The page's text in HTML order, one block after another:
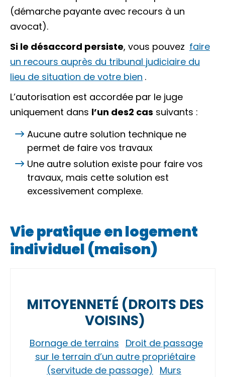
(démarche payante avec recours à un
avocat).
Si le désaccord persiste, vous pouvez faire
un recours auprès du tribunal judiciaire du
lieu de situation de votre bien .
L’autorisation est accordée par le juge
uniquement dans l’un des2 cas suivants :
Aucune autre solution technique ne
permet de faire vos travaux
Une autre solution existe pour faire vos
travaux, mais cette solution est
excessivement complexe.
Vie pratique en logement
individuel (maison)
MITOYENNETÉ (DROITS DES
VOISINS)
Bornage de terrains Droit de passage
sur le terrain d’un autre propriétaire
(servitude de passage)
Murs